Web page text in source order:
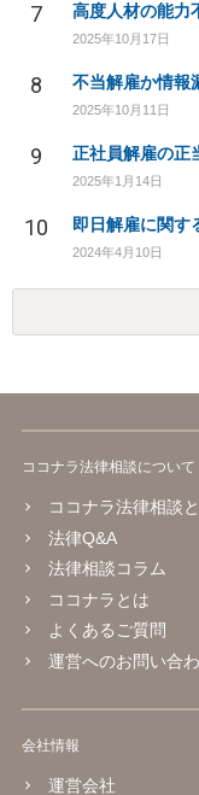
7 高度人材の能力
2025年10月17日
8 不当解雇か情報
2025年10月11日
9 正社員解雇の正
2025年1月14日
10 即日解雇に関す
2024年4月10日
ココナラ法律相談について
ココナラ法律相談
法律Q&A
法律相談コラム
ココナラとは
よくあるご質問
運営へのお問い合
会社情報
運営会社